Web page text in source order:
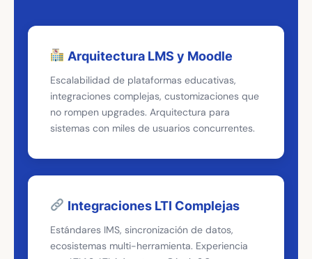
Arquitectura LMS y Moodle
Escalabilidad de plataformas educativas,
integraciones complejas, customizaciones que
no rompen upgrades. Arquitectura para
sistemas con miles de usuarios concurrentes.
Integraciones LTI Complejas
Estándares IMS, sincronización de datos,
ecosistemas multi-herramienta. Experiencia